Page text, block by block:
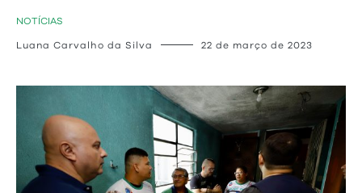
NOTÍCIAS
Luana Carvalho da Silva 22 de março de 2023